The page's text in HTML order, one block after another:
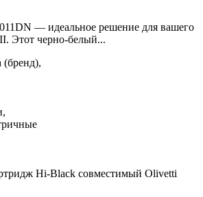
— идеальное решение для вашего
Этот черно-белый...
(бренд),
Hi-Black совместимый Olivetti